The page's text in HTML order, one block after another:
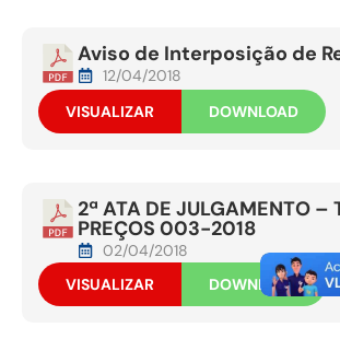
Aviso de Interposição de
12/04/2018
VISUALIZAR
DOWNLOAD
2ª ATA DE JULGAMENTO –
PREÇOS 003-2018
02/04/2018
VISUALIZAR
DOWNLOAD